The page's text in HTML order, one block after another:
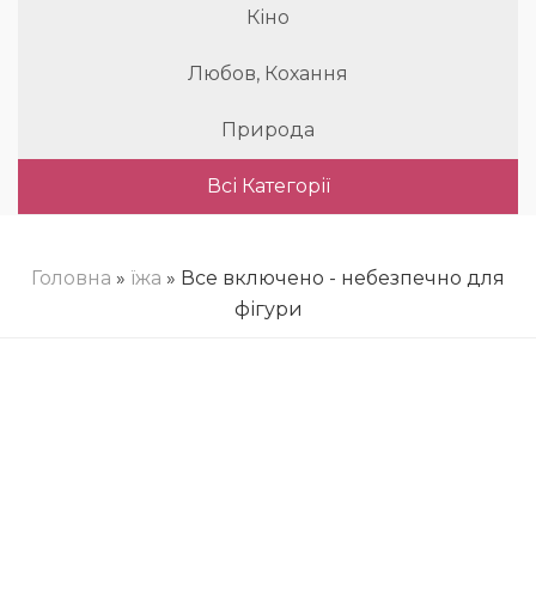
Кіно
Любов, Кохання
Природа
Всі Категорії
Головна » їжа » Все включено - небезпечно для
фігури